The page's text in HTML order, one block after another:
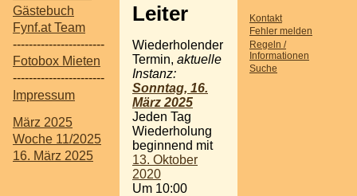
Gästebuch
Fynf.at Team
-----------------------
Fotobox Mieten
-----------------------
Impressum
März 2025
Woche 11/2025
16. März 2025
Kontakt
Fehler melden
Regeln /
Informationen
Suche
Leiter
Wiederholender
Termin, aktuelle
Instanz:
Sonntag, 16.
März 2025
Jeden Tag
Wiederholung
beginnend mit
13. Oktober
2020
Um 10:00